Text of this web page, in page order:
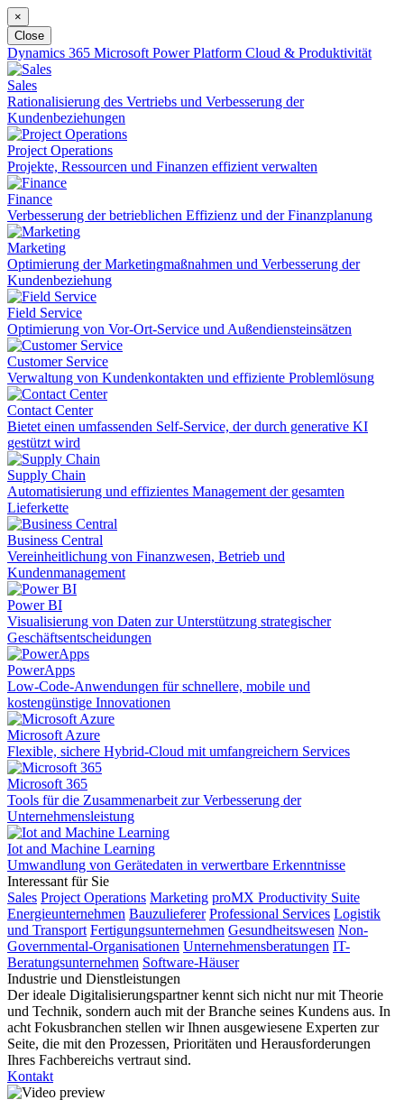
×
Close
Dynamics 365 Microsoft Power Platform Cloud & Produktivität
Sales
Rationalisierung des Vertriebs und Verbesserung der
Kundenbeziehungen
Project Operations
Projekte, Ressourcen und Finanzen effizient verwalten
Finance
Verbesserung der betrieblichen Effizienz und der Finanzplanung
Marketing
Optimierung der Marketingmaßnahmen und Verbesserung der
Kundenbeziehung
Field Service
Optimierung von Vor-Ort-Service und Außendiensteinsätzen
Customer Service
Verwaltung von Kundenkontakten und effiziente Problemlösung
Contact Center
Bietet einen umfassenden Self-Service, der durch generative KI
gestützt wird
Supply Chain
Automatisierung und effizientes Management der gesamten
Lieferkette
Business Central
Vereinheitlichung von Finanzwesen, Betrieb und
Kundenmanagement
Power BI
Visualisierung von Daten zur Unterstützung strategischer
Geschäftsentscheidungen
PowerApps
Low-Code-Anwendungen für schnellere, mobile und
kostengünstige Innovationen
Microsoft Azure
Flexible, sichere Hybrid-Cloud mit umfangreichern Services
Microsoft 365
Tools für die Zusammenarbeit zur Verbesserung der
Unternehmensleistung
Iot and Machine Learning
Umwandlung von Gerätedaten in verwertbare Erkenntnisse
Interessant für Sie
Sales Project Operations Marketing proMX Productivity Suite
Energieunternehmen Bauzulieferer Professional Services Logistik
und Transport Fertigungsunternehmen Gesundheitswesen Non-
Governmental-Organisationen Unternehmensberatungen IT-
Beratungsunternehmen Software-Häuser
Industrie und Dienstleistungen
Der ideale Digitalisierungspartner kennt sich nicht nur mit Theorie
und Technik, sondern auch mit der Branche seines Kundens aus. In
acht Fokusbranchen stellen wir Ihnen ausgewiesene Experten zur
Seite, die mit den Prozessen, Prioritäten und Herausforderungen
Ihres Fachbereichs vertraut sind.
Kontakt